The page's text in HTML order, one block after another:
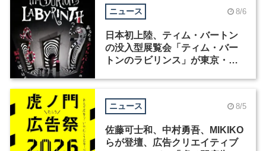
ニュース 8/6
日本初上陸、ティム・バートン
の没入型展覧会「ティム・バー
トンのラビリンス」が東京・豊
ニュース 8/5
佐藤可士和、中村勇吾、MIKIKO
らが登壇、広告クリエイティブ